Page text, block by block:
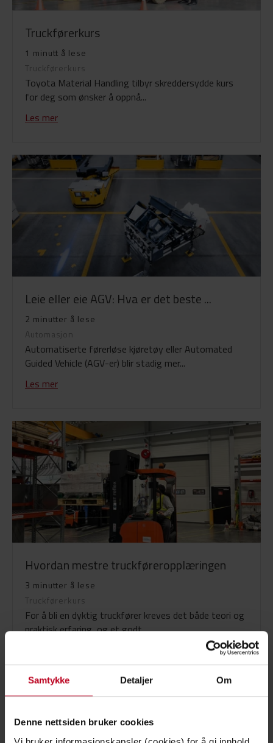
Samtykke Detaljer Om
Denne nettsiden bruker cookies
Truckførerkurs
1 minutt å lese
Truckførerkurs
Toyota Material Handling tilbyr skreddersydde kurs
for deg som ønsker å oppnå...
Les mer
Leie eller eie AGV: Hva er det beste ...
2 minutter å lese
Automasjon
Automatiserte førerløse kjøretøy eller Automated
Guided Vehicle (AGV-er) blir stadig mer...
Les mer
Hvordan mestre truckføreropplæringen
3 minutter å lese
Truckførerkurs
For å bli en dyktig truckfører kreves det både teori og
praktisk erfaring, og et godt...